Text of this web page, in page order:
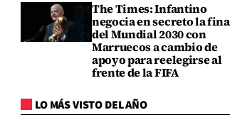
The Times: Infantino
negocia en secreto la
del Mundial 2030 con
Marruecos a cambio de
apoyo para reelegirse al
frente de la FIFA
LO MÁS VISTO DEL AÑO